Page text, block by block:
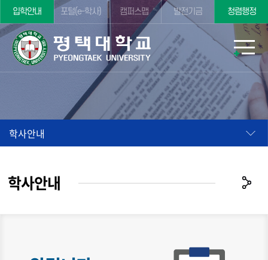
입학안내 포털(e-학사) 캠퍼스맵 발전기금 청렴행정
학사안내
학사안내